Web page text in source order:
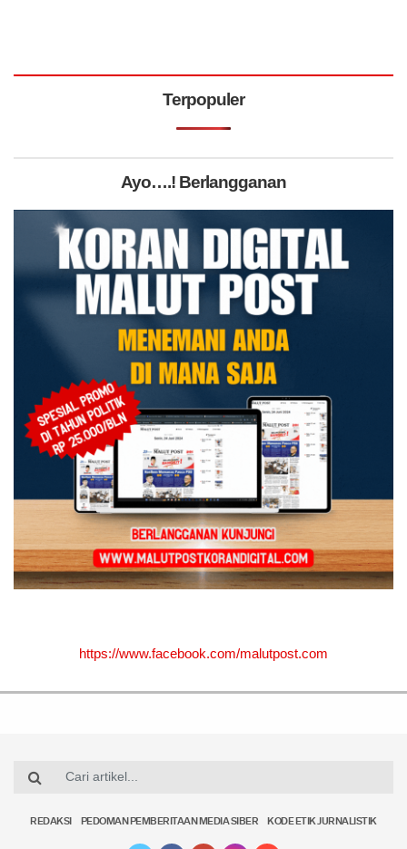
Terpopuler
Ayo….! Berlangganan
https://www.facebook.com/malutpost.com
REDAKSI PEDOMAN PEMBERITAAN MEDIA SIBER KODE ETIK JURNALISTIK